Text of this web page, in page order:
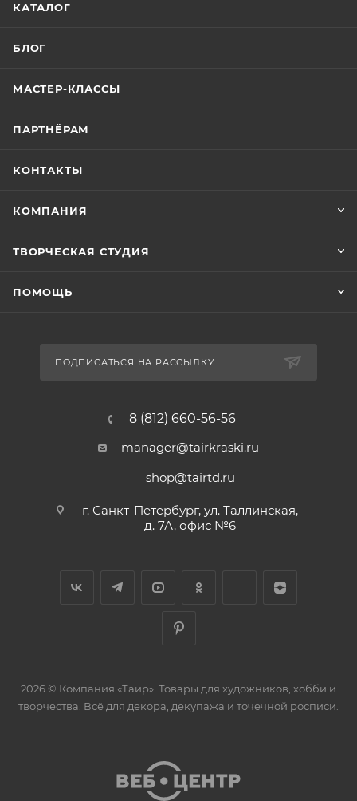
КАТАЛОГ
БЛОГ
МАСТЕР-КЛАССЫ
ПАРТНЁРАМ
КОНТАКТЫ
КОМПАНИЯ
ТВОРЧЕСКАЯ СТУДИЯ
ПОМОЩЬ
ПОДПИСАТЬСЯ НА РАССЫЛКУ
8 (812) 660-56-56
manager@tairkraski.ru
shop@tairtd.ru
г. Санкт-Петербург, ул. Таллинская,
д. 7А, офис №6
2026 © Компания «Таир». Товары для художников, хобби и
творчества. Всё для декора, декупажа и точечной росписи.